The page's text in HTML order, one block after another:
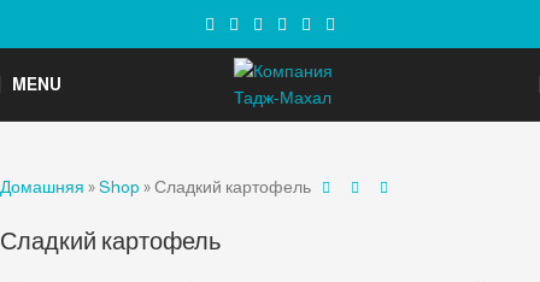
MENU
Домашняя »Shop »Сладкий картофель
Сладкий картофель